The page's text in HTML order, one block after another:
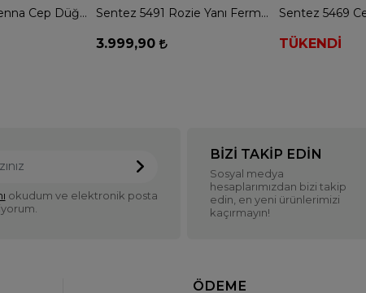
Sentez 5472 Elenna Cep Düğmeli Çan Etek - BORDO Sentez 5491 Rozie Yanı Fermuarlı Kloş Etek - EKRU
3.999,90 TÜKENDİ
okudum ve elektronik posta
BIZI TAKIP EDIN
Sosyal medya
hesaplarımızdan bizi takip
edin, en yeni ürünlerimizi
kaçırmayın!
ÖDEME